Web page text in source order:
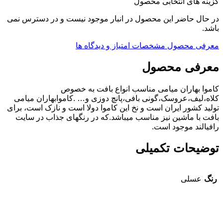
در حال حاضر این محصول در انبار موجود نیست و در دسترس نمی
باشد.
معرفی محصول مشخصات امتیاز و دیدگاه ها
معرفی محصول
کاموا بهاران میامی مناسب انواع بافت به خصوص
کلاه،لیف،عروسک،گونی بافی،پانچ دوزی و… .کاموابهاران میامی
تولید کشور ایران است و نخ این کاموا دولا است و نازک است، برای
بافت با ماشین نیز مناسب میباشد.که در رنگهای جذاب در سایت
رافیالند موجود است.
توضیحات تکمیلی
رنگ عسلی